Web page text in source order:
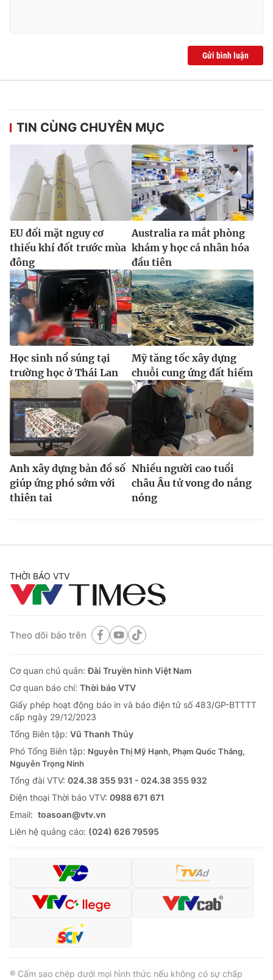
Gửi bình luận
TIN CÙNG CHUYÊN MỤC
EU đối mặt nguy cơ
thiếu khí đốt trước mùa
đông
Australia ra mắt phòng
khám y học cá nhân hóa
đầu tiên
Học sinh nổ súng tại
trường học ở Thái Lan
Mỹ tăng tốc xây dựng
chuỗi cung ứng đất hiếm
Anh xây dựng bản đồ số
giúp ứng phó sớm với
thiên tai
Nhiều người cao tuổi
châu Âu tử vong do nắng
nóng
THỜI BÁO VTV
Theo dõi báo trên
Cơ quan chủ quản:Đài Truyền hình Việt Nam
Cơ quan báo chí: Thời báo VTV
Giấy phép hoạt động báo in và báo điện tử số 483/GP-BTTTT
cấp ngày 29/12/2023
Tổng Biên tập: Vũ Thanh Thủy
Phó Tổng Biên tập: Nguyễn Thị Mỹ Hạnh, Phạm Quốc Thắng,
Nguyễn Trọng Ninh
Tổng đài VTV: 024.38 355 931 - 024.38 355 932
Ðiện thoại Thời báo VTV: 0988 671 671
Email: toasoan@vtv.vn
Liên hệ quảng cáo: (024) 626 79595
® Cấm sao chép dưới mọi hình thức nếu không có sự chấp